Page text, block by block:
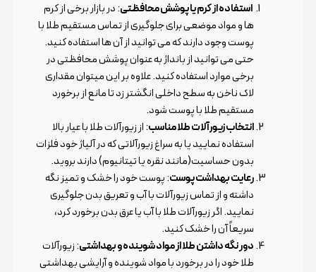
استفاده از کرم یا پوشش محافظتی: در بازار برخی از کرم
ها و مواد موضعی برای جلوگیری از تماس مستقیم طلا با
پوست وجود دارند که می توانید از آن ها استفاده کنید.
حتی می توانید از بانداژ به عنوان پوشش محافظتی در
برخی موارد استفاده کنید. علاوه بر این میتوان مقداری
لاک ناخن به سطح داخلی انگشتر زد تا مانع از برخورد
مستقیم طلا با پوست شود.
انتخاب زیورآلات طلا مناسب: از زیورآلات طلا با عیار بالا
استفاده نمایید یا به سراغ زیورآلاتی که در آلیاژ خود فلزات
بدون حساسیت(مانند نقره یا تیتانیوم) دارند بروید.
رعایت بهداشت پوست: پوست خود را خشک و تمیز نگه
داشته و از تماس زیورآلات با آب و تعریق بدن جلوگیری
نمایید. اگر زیورآلات طلا با آب یا عرق بدن برخورد کرد،
سریعاً آن را خشک کنید.
دور نگه داشتن طلا از مواد شوینده و بهداشتی: زیورآلات
طلا خود را در برخورد با مواد شوینده و آرایشی بهداشتی